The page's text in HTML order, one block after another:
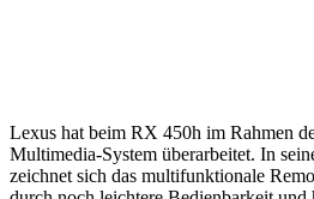
Lexus hat beim RX 450h im Rahmen
Multimedia-System überarbeitet. In
zeichnet sich das multifunktionale